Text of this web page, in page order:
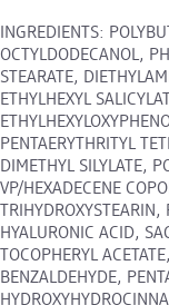
INGREDIENTS:
OCTYLDODECANOL,
STEARATE,
ETHYLHEXYL
PENTAERYTHRITYL
DIMETHYL SILYLATE,
VP/HEXADECENE
HYALURONIC ACID,
TOCOPHERYL
BENZALDEHYDE,